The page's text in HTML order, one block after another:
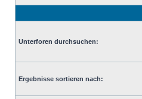
Unterforen durchsuchen:
Ergebnisse sortieren nach: